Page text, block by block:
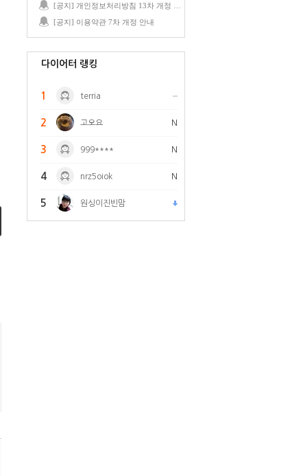
[공지] 이용약관 7차 개정 안내
다이어터 랭킹
1 terria
2 고오요 N
3 999**** N
4 nrz5oiok N
5 원싱이진빈맘